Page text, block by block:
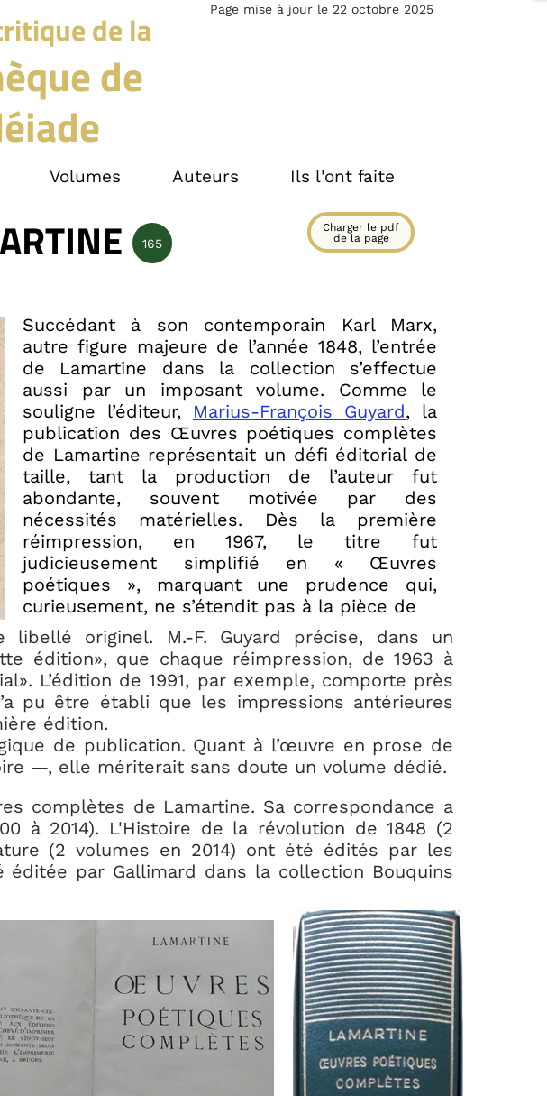
de la
de
Volumes Auteurs Ils l'ont faite
Page mise à jour le 22 octobre 2025
Charger le pdf
de la page
165
Succédant à son contemporain Karl Marx,
autre figure majeure de l’année 1848, l’entrée
de Lamartine dans la collection s’effectue
aussi par un imposant volume. Comme le
souligne l’éditeur, Marius-François Guyard, la
publication des Œuvres poétiques complètes
de Lamartine représentait un défi éditorial de
taille, tant la production de l’auteur fut
abondante, souvent motivée par des
nécessités matérielles. Dès la première
réimpression, en 1967, le titre fut
judicieusement simplifié en « Œuvres
poétiques », marquant une prudence qui,
curieusement, ne s’étendit pas à la pièce de
originel. M.-F. Guyard précise, dans un
édition», que chaque réimpression, de 1963 à
L’édition de 1991, par exemple, comporte près
pu être établi que les impressions antérieures
édition.
de publication. Quant à l’œuvre en prose de
—, elle mériterait sans doute un volume dédié.
complètes de Lamartine. Sa correspondance a
à 2014). L'Histoire de la révolution de 1848 (2
(2 volumes en 2014) ont été édités par les
éditée par Gallimard dans la collection Bouquins